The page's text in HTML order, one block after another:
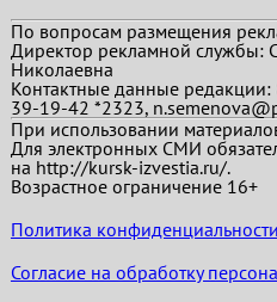
По вопросам размещения
Директор рекламной службы:
Николаевна
Контактные данные
39-19-42 *2323,
При использовании
Для электронных СМИ
на http://kursk-izvestia.ru/.
Возрастное ограничение 16+
Политика конфиденциальности
Согласие на обработку